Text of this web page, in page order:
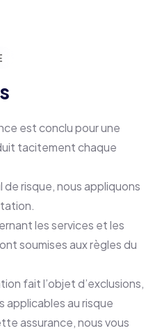
est conclu pour une
tacitement chaque
risque, nous appliquons
les services et les
soumises aux règles du
fait l’objet d’exclusions,
au risque
assurance, nous vous